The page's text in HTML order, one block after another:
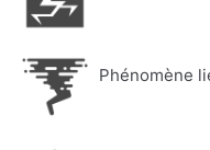
Phénomène